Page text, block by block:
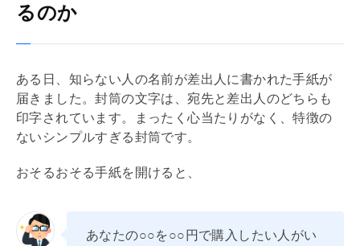
るのか
ある日、知らない人の名前が差出人に書かれた手紙が
届きました。封筒の文字は、宛先と差出人のどちらも
印字されています。まったく心当たりがなく、特徴の
ないシンプルすぎる封筒です。
おそるおそる手紙を開けると、
あなたの○○を○○円で購入したい人がい